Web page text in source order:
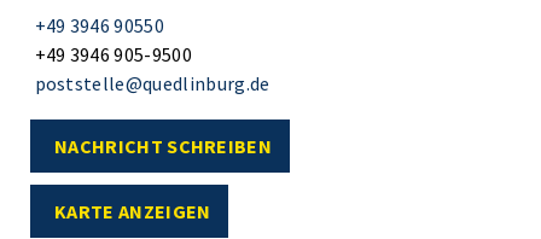
+49 3946 90550
+49 3946 905-9500
poststelle@quedlinburg.de
NACHRICHT SCHREIBEN
KARTE ANZEIGEN